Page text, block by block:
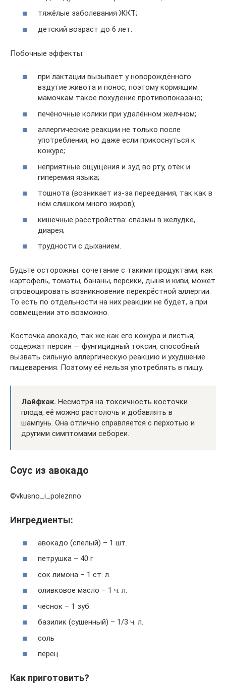
тяжёлые заболевания ЖКТ;
детский возраст до 6 лет.
Побочные эффекты:
при лактации вызывает у новорождённого
вздутие живота и понос, поэтому кормящим
мамочкам такое похудение противопоказано;
печёночные колики при удалённом желчном;
аллергические реакции не только после
употребления, но даже если прикоснуться к
кожуре;
неприятные ощущения и зуд во рту, отёк и
гиперемия языка;
тошнота (возникает из-за переедания, так как в
нём слишком много жиров);
кишечные расстройства: спазмы в желудке,
диарея;
трудности с дыханием.
Будьте осторожны: сочетание с такими продуктами, как
картофель, томаты, бананы, персики, дыня и киви, может
спровоцировать возникновение перекрёстной аллергии.
То есть по отдельности на них реакции не будет, а при
совмещении это возможно.
Косточка авокадо, так же как его кожура и листья,
содержат персин — фунгицидный токсин, способный
вызвать сильную аллергическую реакцию и ухудшение
пищеварения. Поэтому её нельзя употреблять в пищу.
Лайфхак. Несмотря на токсичность косточки
плода, её можно растолочь и добавлять в
шампунь. Она отлично справляется с перхотью и
другими симптомами себореи.
Соус из авокадо
©vkusno_i_poleznno
Ингредиенты:
авокадо (спелый) – 1 шт.
петрушка – 40 г
сок лимона – 1 ст. л.
оливковое масло – 1 ч. л.
чеснок – 1 зуб.
базилик (сушенный) – 1/3 ч. л.
соль
перец
Как приготовить?